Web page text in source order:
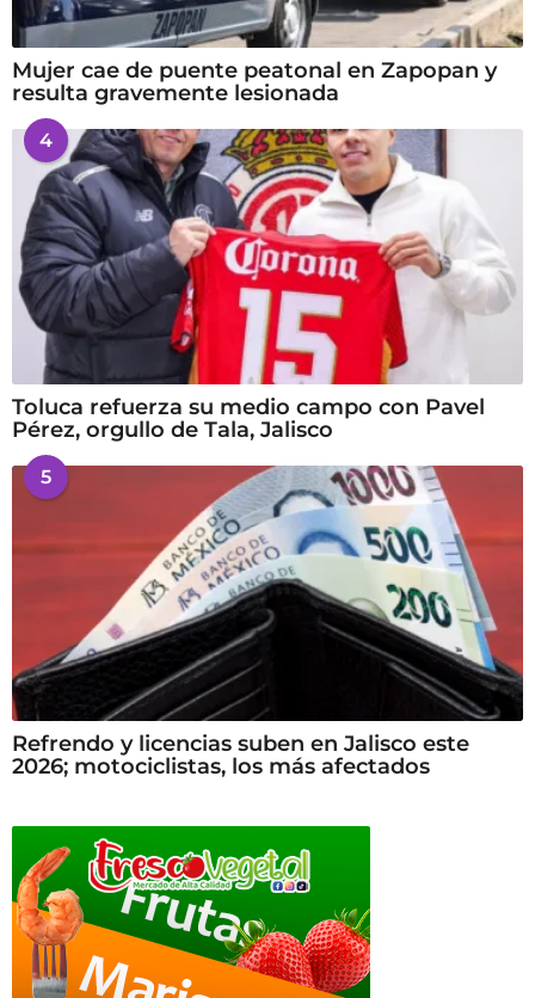
Mujer cae de puente peatonal en Zapopan y
resulta gravemente lesionada
4
Toluca refuerza su medio campo con Pavel
Pérez, orgullo de Tala, Jalisco
5
Refrendo y licencias suben en Jalisco este
2026; motociclistas, los más afectados